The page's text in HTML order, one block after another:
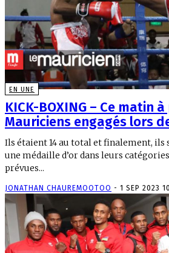
EN UNE
KICK-BOXING – Ce matin
Mauriciens engagés lors
Ils étaient 14 au total et finalement,
une médaille d’or dans leurs
prévues...
JONATHAN CHAUREMOOTOO - 1 SEP 2023